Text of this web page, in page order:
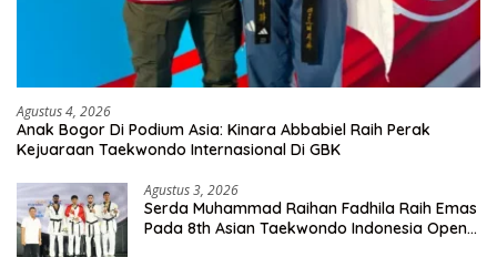
Agustus 4, 2026
Anak Bogor Di Podium Asia: Kinara Abbabiel Raih Perak
Kejuaraan Taekwondo Internasional Di GBK
Agustus 3, 2026
Serda Muhammad Raihan Fadhila Raih Emas
Pada 8th Asian Taekwondo Indonesia Open